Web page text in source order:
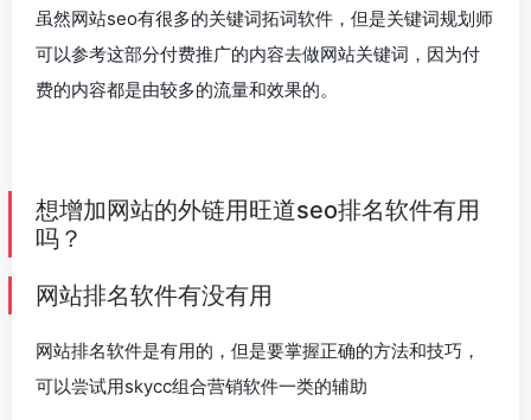
虽然网站seo有很多的关键词拓词软件，但是关键词规划师
可以参考这部分付费推广的内容去做网站关键词，因为付
费的内容都是由较多的流量和效果的。
想增加网站的外链用旺道seo排名软件有用
吗？
网站排名软件有没有用
网站排名软件是有用的，但是要掌握正确的方法和技巧，
可以尝试用skycc组合营销软件一类的辅助